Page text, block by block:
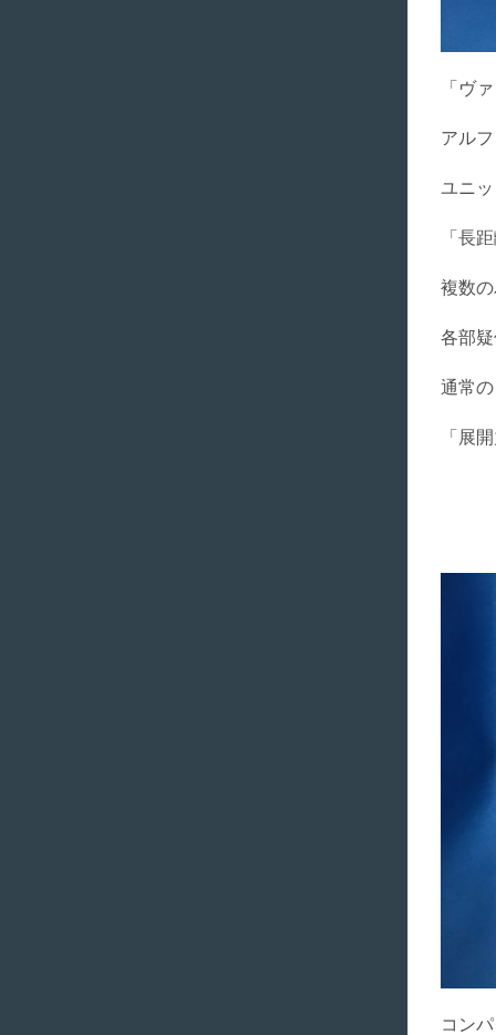
「ヴ
アル
ユニ
「長
複数
各部
通常
「展
コン